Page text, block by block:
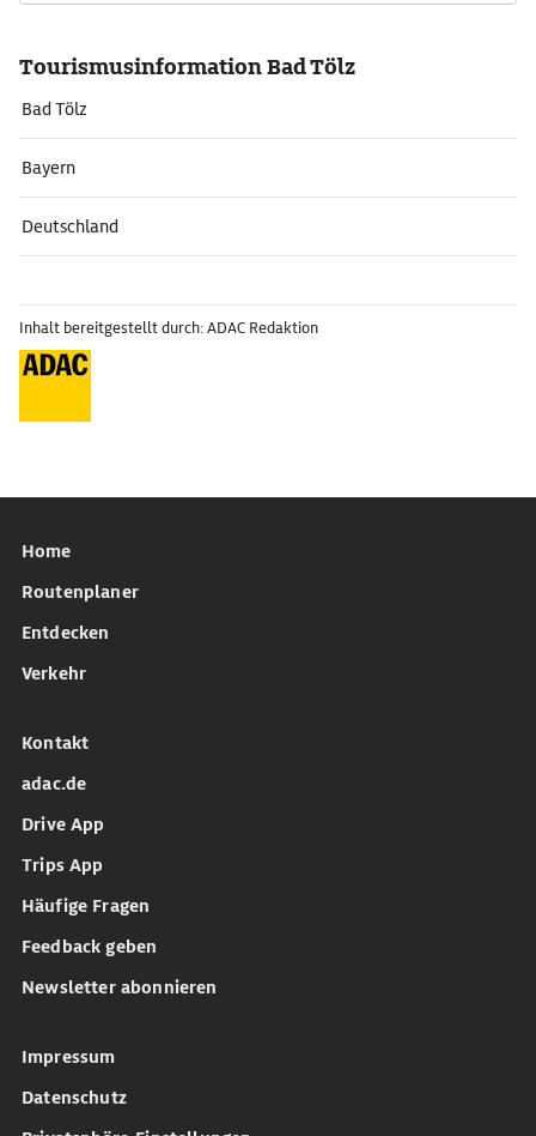
Tourismusinformation Bad Tölz
Bad Tölz
Bayern
Deutschland
Inhalt bereitgestellt durch: ADAC Redaktion
Home
Routenplaner
Entdecken
Verkehr
Kontakt
adac.de
Drive App
Trips App
Häufige Fragen
Feedback geben
Newsletter abonnieren
Impressum
Datenschutz